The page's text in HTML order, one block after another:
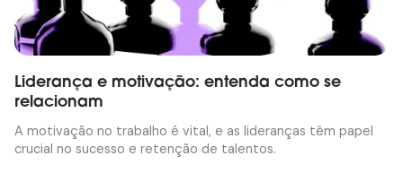
Liderança e motivação: entenda como se
relacionam
A motivação no trabalho é vital, e as lideranças têm papel
crucial no sucesso e retenção de talentos.